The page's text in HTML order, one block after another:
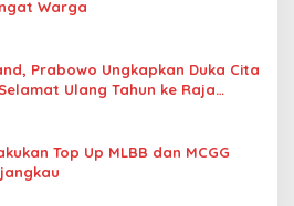
Warga
Prabowo Ungkapkan Duka Cita
Ulang Tahun ke Raja
Top Up MLBB dan MCGG